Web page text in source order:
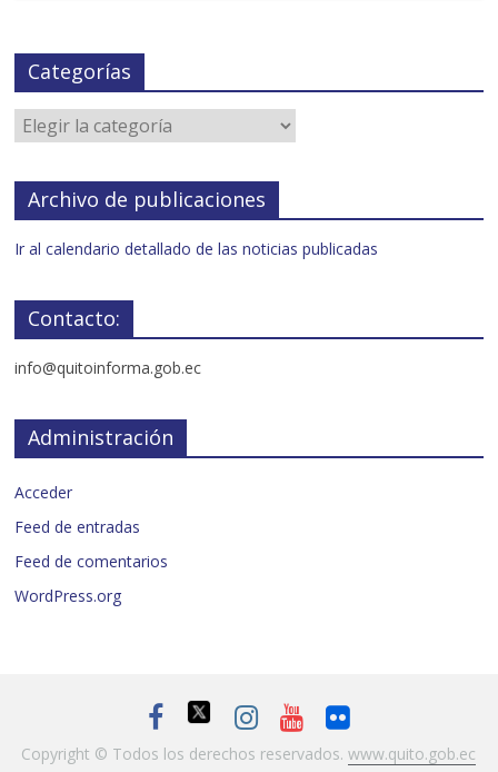
Categorías
Archivo de publicaciones
Ir al calendario detallado de las noticias publicadas
Contacto:
info@quitoinforma.gob.ec
Administración
Acceder
Feed de entradas
Feed de comentarios
WordPress.org
Copyright © Todos los derechos reservados.www.quito.gob.ec